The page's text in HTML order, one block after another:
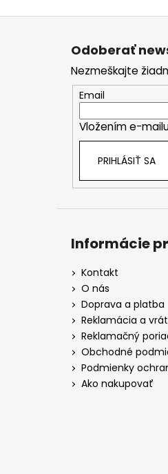
Z
Odoberať
Nezmeškajte
Email
Vložením e-
PRIHLÁSIŤ SA
Informácie
Kontakt
O nás
Doprava a platba
Reklamácia a
Reklamačný
Obchodné
Podmienky
Ako nakupovať